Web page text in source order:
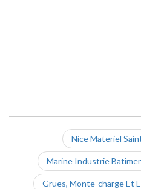
Nice Materiel
Marine Industrie
Grues, Monte-charge Et